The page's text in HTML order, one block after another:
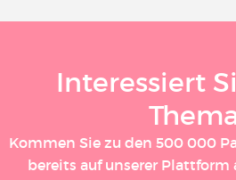
Interessiert
Kommen Sie zu den 500 000
bereits auf unserer